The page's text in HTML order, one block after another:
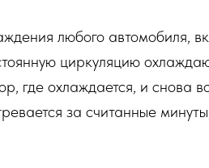
любого автомобиля,
циркуляцию
где охлаждается, и снова
за считанные